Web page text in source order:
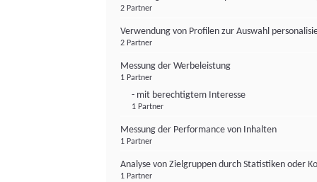
2 Partner
Verwendung von Profilen zur Auswahl
2 Partner
Messung der Werbeleistung
1 Partner
- mit berechtigtem Interesse
1 Partner
Messung der Performance von Inhalten
1 Partner
Analyse von Zielgruppen durch Statistiken oder
1 Partner